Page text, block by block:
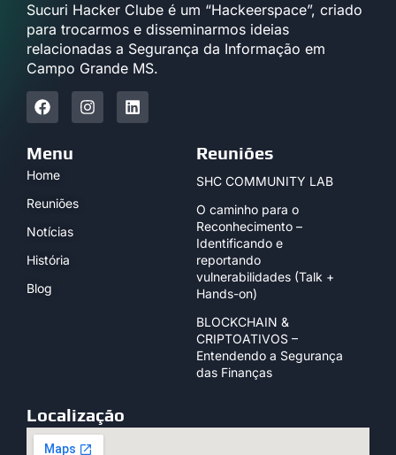
Sucuri Hacker Clube é um “Hackeerspace”, criado
para trocarmos e disseminarmos ideias
relacionadas a Segurança da Informação em
Campo Grande MS.
Menu
Home
Reuniões
Notícias
História
Blog
Reuniões
SHC COMMUNITY LAB
O caminho para o
Reconhecimento –
Identificando e
reportando
vulnerabilidades (Talk +
Hands-on)
BLOCKCHAIN &
CRIPTOATIVOS –
Entendendo a Segurança
das Finanças
Localização